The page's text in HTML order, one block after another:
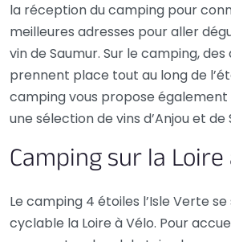
la réception du camping pour
meilleures adresses pour aller
vin de Saumur. Sur le camping,
prennent place tout au long de
camping vous propose
une sélection de vins d’Anjou et de
Camping sur la
Le camping 4 étoiles l’Isle Verte
cyclable la Loire à Vélo. Pour